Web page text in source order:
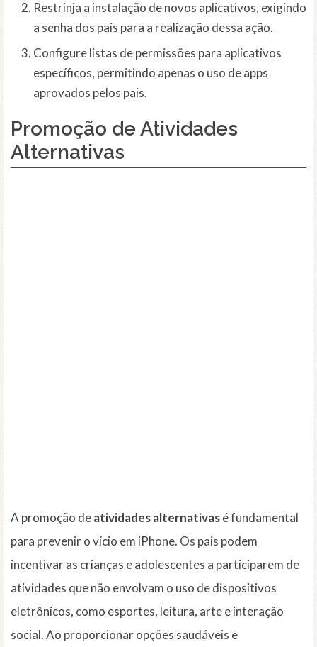
Restrinja a instalação de novos aplicativos, exigindo
a senha dos pais para a realização dessa ação.
Configure listas de permissões para aplicativos
específicos, permitindo apenas o uso de apps
aprovados pelos pais.
Promoção de Atividades
Alternativas
A promoção deatividades alternativasé fundamental
para prevenir o vício em iPhone. Os pais podem
incentivar as crianças e adolescentes a participarem de
atividades que não envolvam o uso de dispositivos
eletrônicos, como esportes, leitura, arte e interação
social. Ao proporcionar opções saudáveis e